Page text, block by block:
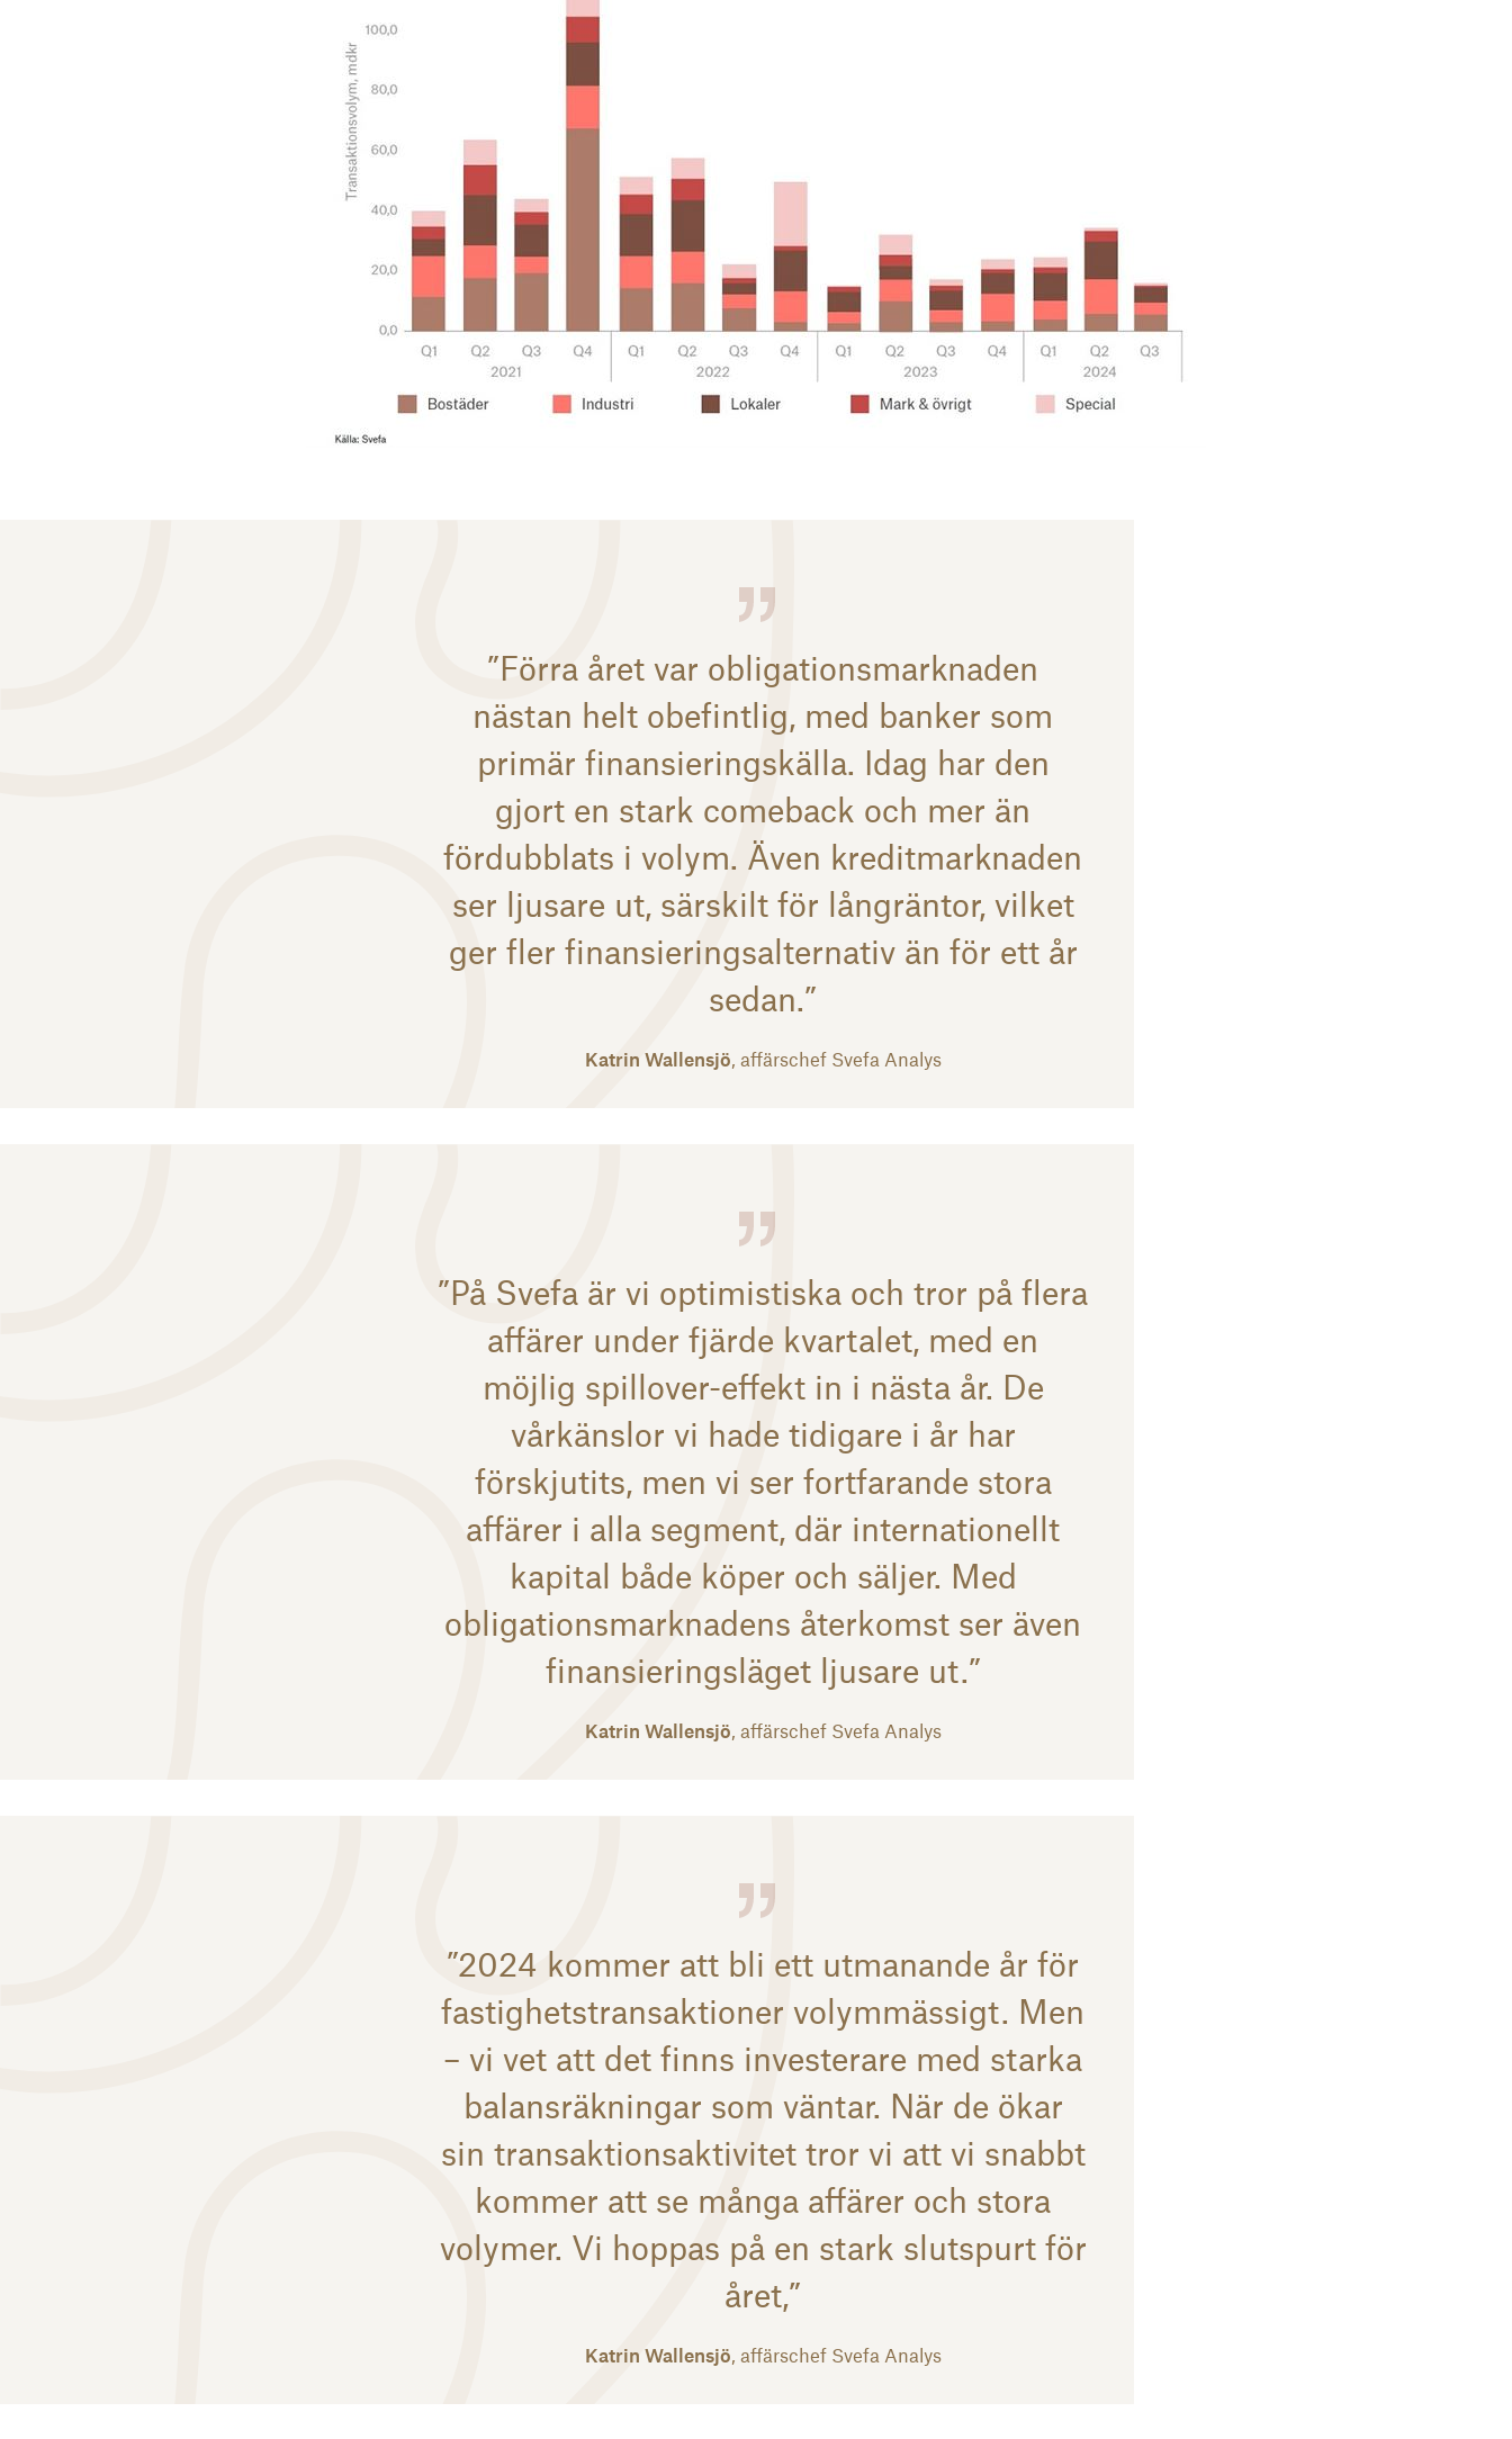
”Förra året var obligationsmarknaden
nästan helt obefintlig, med banker som
primär finansieringskälla. Idag har den
gjort en stark comeback och mer än
fördubblats i volym. Även kreditmarknaden
ser ljusare ut, särskilt för långräntor, vilket
ger fler finansieringsalternativ än för ett år
sedan.”
Katrin Wallensjö, affärschef Svefa Analys
”På Svefa är vi optimistiska och tror på flera
affärer under fjärde kvartalet, med en
möjlig spillover-effekt in i nästa år. De
vårkänslor vi hade tidigare i år har
förskjutits, men vi ser fortfarande stora
affärer i alla segment, där internationellt
kapital både köper och säljer. Med
obligationsmarknadens återkomst ser även
finansieringsläget ljusare ut.”
Katrin Wallensjö, affärschef Svefa Analys
”2024 kommer att bli ett utmanande år för
fastighetstransaktioner volymmässigt. Men
– vi vet att det finns investerare med starka
balansräkningar som väntar. När de ökar
sin transaktionsaktivitet tror vi att vi snabbt
kommer att se många affärer och stora
volymer. Vi hoppas på en stark slutspurt för
året,”
Katrin Wallensjö, affärschef Svefa Analys